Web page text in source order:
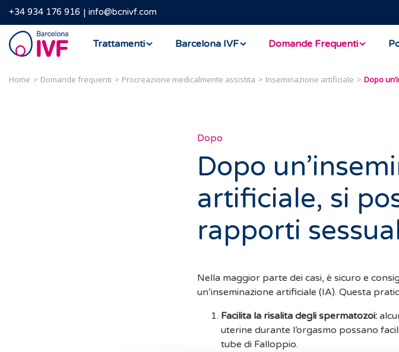
+34 934 176 916 info@bcnivf.com
Barcelona
IVF
Trattamenti Barcelona IVF Domande Frequenti
Home Domande frequenti Procreazione medicalmente assistita Inseminazione artificiale
Dopo
Dopo
artificiale, si
rapporti
Nella maggior parte dei casi, è sicuro e
un’inseminazione artificiale (IA). Questa
Facilita la risalita degli spermatozoi:
uterine durante l’orgasmo possano
tube di Falloppio.